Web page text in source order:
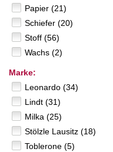
Papier (21)
Schiefer (20)
Stoff (56)
Wachs (2)
Marke:
Leonardo (34)
Lindt (31)
Milka (25)
Stölzle Lausitz (18)
Toblerone (5)